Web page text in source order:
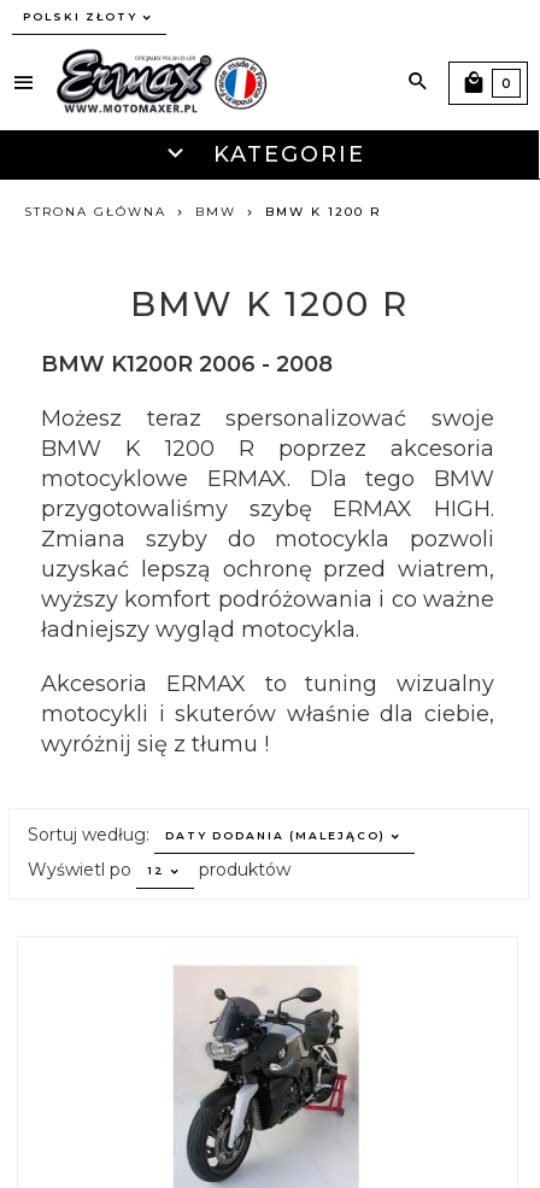
currency_h
POLSKI ZŁOTY
KATEGORIE
0
STRONA GŁÓWNA BMW BMW K 1200 R
BMW K 1200 R
BMW K1200R 2006 - 2008
Możesz teraz spersonalizować swoje
BMW K 1200 R poprzez akcesoria
motocyklowe ERMAX. Dla tego BMW
przygotowaliśmy szybę ERMAX HIGH.
Zmiana szyby do motocykla pozwoli
uzyskać lepszą ochronę przed wiatrem,
wyższy komfort podróżowania i co ważne
ładniejszy wygląd motocykla.
Akcesoria ERMAX to tuning wizualny
motocykli i skuterów właśnie dla ciebie,
wyróżnij się z tłumu !
Sortuj według: sort
DATY DODANIA (MALEJĄCO)
Wyświetl po pop
12 produktów